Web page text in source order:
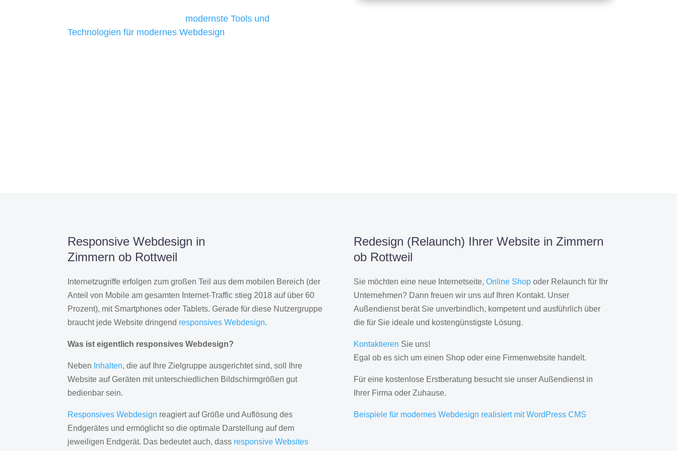
modernste Tools und
Technologien für modernes Webdesign
Responsive Webdesign in
Zimmern ob Rottweil
Internetzugriffe erfolgen zum großen Teil aus dem mobilen Bereich (der
Anteil von Mobile am gesamten Internet-Traffic stieg 2018 auf über 60
Prozent), mit Smartphones oder Tablets. Gerade für diese Nutzergruppe
braucht jede Website dringend responsives Webdesign.
Was ist eigentlich responsives Webdesign?
Neben Inhalten, die auf Ihre Zielgruppe ausgerichtet sind, soll Ihre
Website auf Geräten mit unterschiedlichen Bildschirmgrößen gut
bedienbar sein.
Responsives Webdesign reagiert auf Größe und Auflösung des
Endgerätes und ermöglicht so die optimale Darstellung auf dem
jeweiligen Endgerät. Das bedeutet auch, dass responsive Websites
Redesign (Relaunch) Ihrer Website in Zimmern
ob Rottweil
Sie möchten eine neue Internetseite, Online Shopoder Relaunch für Ihr
Unternehmen? Dann freuen wir uns auf Ihren Kontakt. Unser
Außendienst berät Sie unverbindlich, kompetent und ausführlich über
die für Sie ideale und kostengünstigste Lösung.
Kontaktieren Sie uns!
Egal ob es sich um einen Shop oder eine Firmenwebsite handelt.
Für eine kostenlose Erstberatung besucht sie unser Außendienst in
Ihrer Firma oder Zuhause.
Beispiele für modernes Webdesign realisiert mit WordPress CMS